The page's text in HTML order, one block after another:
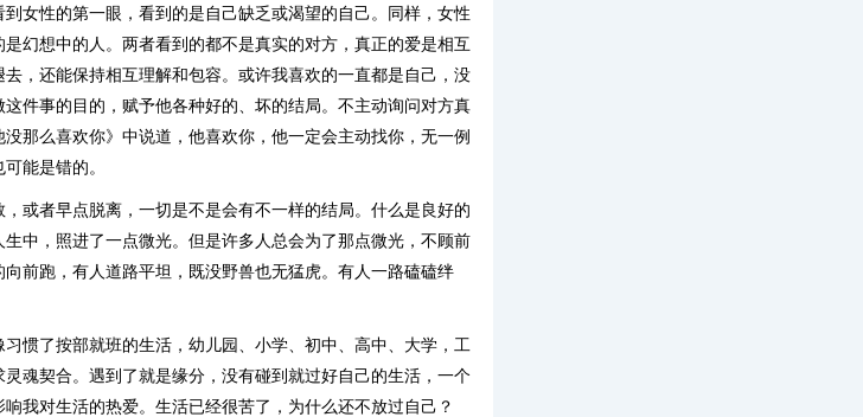
女性的第一眼，看到的是自己缺乏或渴望的自己。同样，女性
幻想中的人。两者看到的都不是真实的对方，真正的爱是相互
，还能保持相互理解和包容。或许我喜欢的一直都是自己，没
件事的目的，赋予他各种好的、坏的结局。不主动询问对方真
那么喜欢你》中说道，他喜欢你，他一定会主动找你，无一例
能是错的。
或者早点脱离，一切是不是会有不一样的结局。什么是良好的
中，照进了一点微光。但是许多人总会为了那点微光，不顾前
前跑，有人道路平坦，既没野兽也无猛虎。有人一路磕磕绊
惯了按部就班的生活，幼儿园、小学、初中、高中、大学，工
魂契合。遇到了就是缘分，没有碰到就过好自己的生活，一个
我对生活的热爱。生活已经很苦了，为什么还不放过自己？